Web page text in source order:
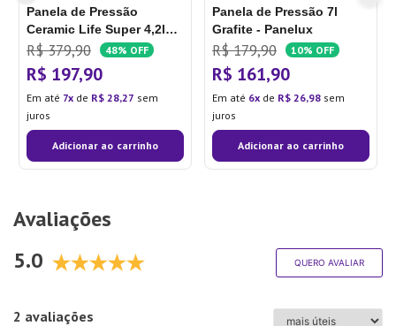
Panela de Pressão
Ceramic Life Super 4,2l
Pressure Vanilla - Brinox
R$ 379,90 48% OFF
R$ 197,90
Em até 7 de R$ 28,27 sem
juros
Adicionar ao carrinho
Panela de Pressão 7l
Grafite - Panelux
R$ 179,90 10% OFF
R$ 161,90
Em até 6 de R$ 26,98 sem
juros
Adicionar ao carrinho
Avaliações
5.0
QUERO AVALIAR
2 avaliações